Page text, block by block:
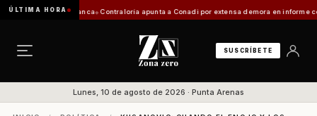
ÚLTIMA HORA
de Zona Franca Contraloría apunta a Conadi por extensa demora en informe
SUSCRÍBETE
Lunes, 10 de agosto de 2026 · Punta Arenas